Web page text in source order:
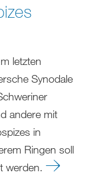
letzten
Synodale
andere mit
in
Ringen soll
werden.